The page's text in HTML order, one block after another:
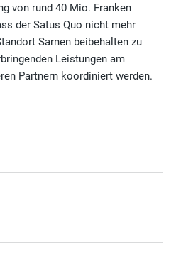
von rund 40 Mio. Franken
der Satus Quo nicht mehr
Sarnen beibehalten zu
Leistungen am
Partnern koordiniert werden.